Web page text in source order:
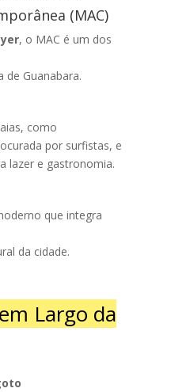
(MAC)
, o MAC é um dos
de Guanabara.
como
por surfistas, e
lazer e gastronomia.
que integra
da cidade.
Largo da